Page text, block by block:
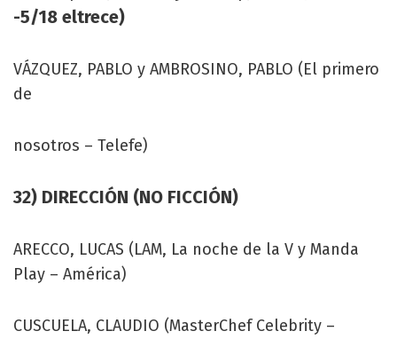
-5/18 eltrece)
VÁZQUEZ, PABLO y AMBROSINO, PABLO (El primero
de
nosotros – Telefe)
32) DIRECCIÓN (NO FICCIÓN)
ARECCO, LUCAS (LAM, La noche de la V y Manda
Play – América)
CUSCUELA, CLAUDIO (MasterChef Celebrity –